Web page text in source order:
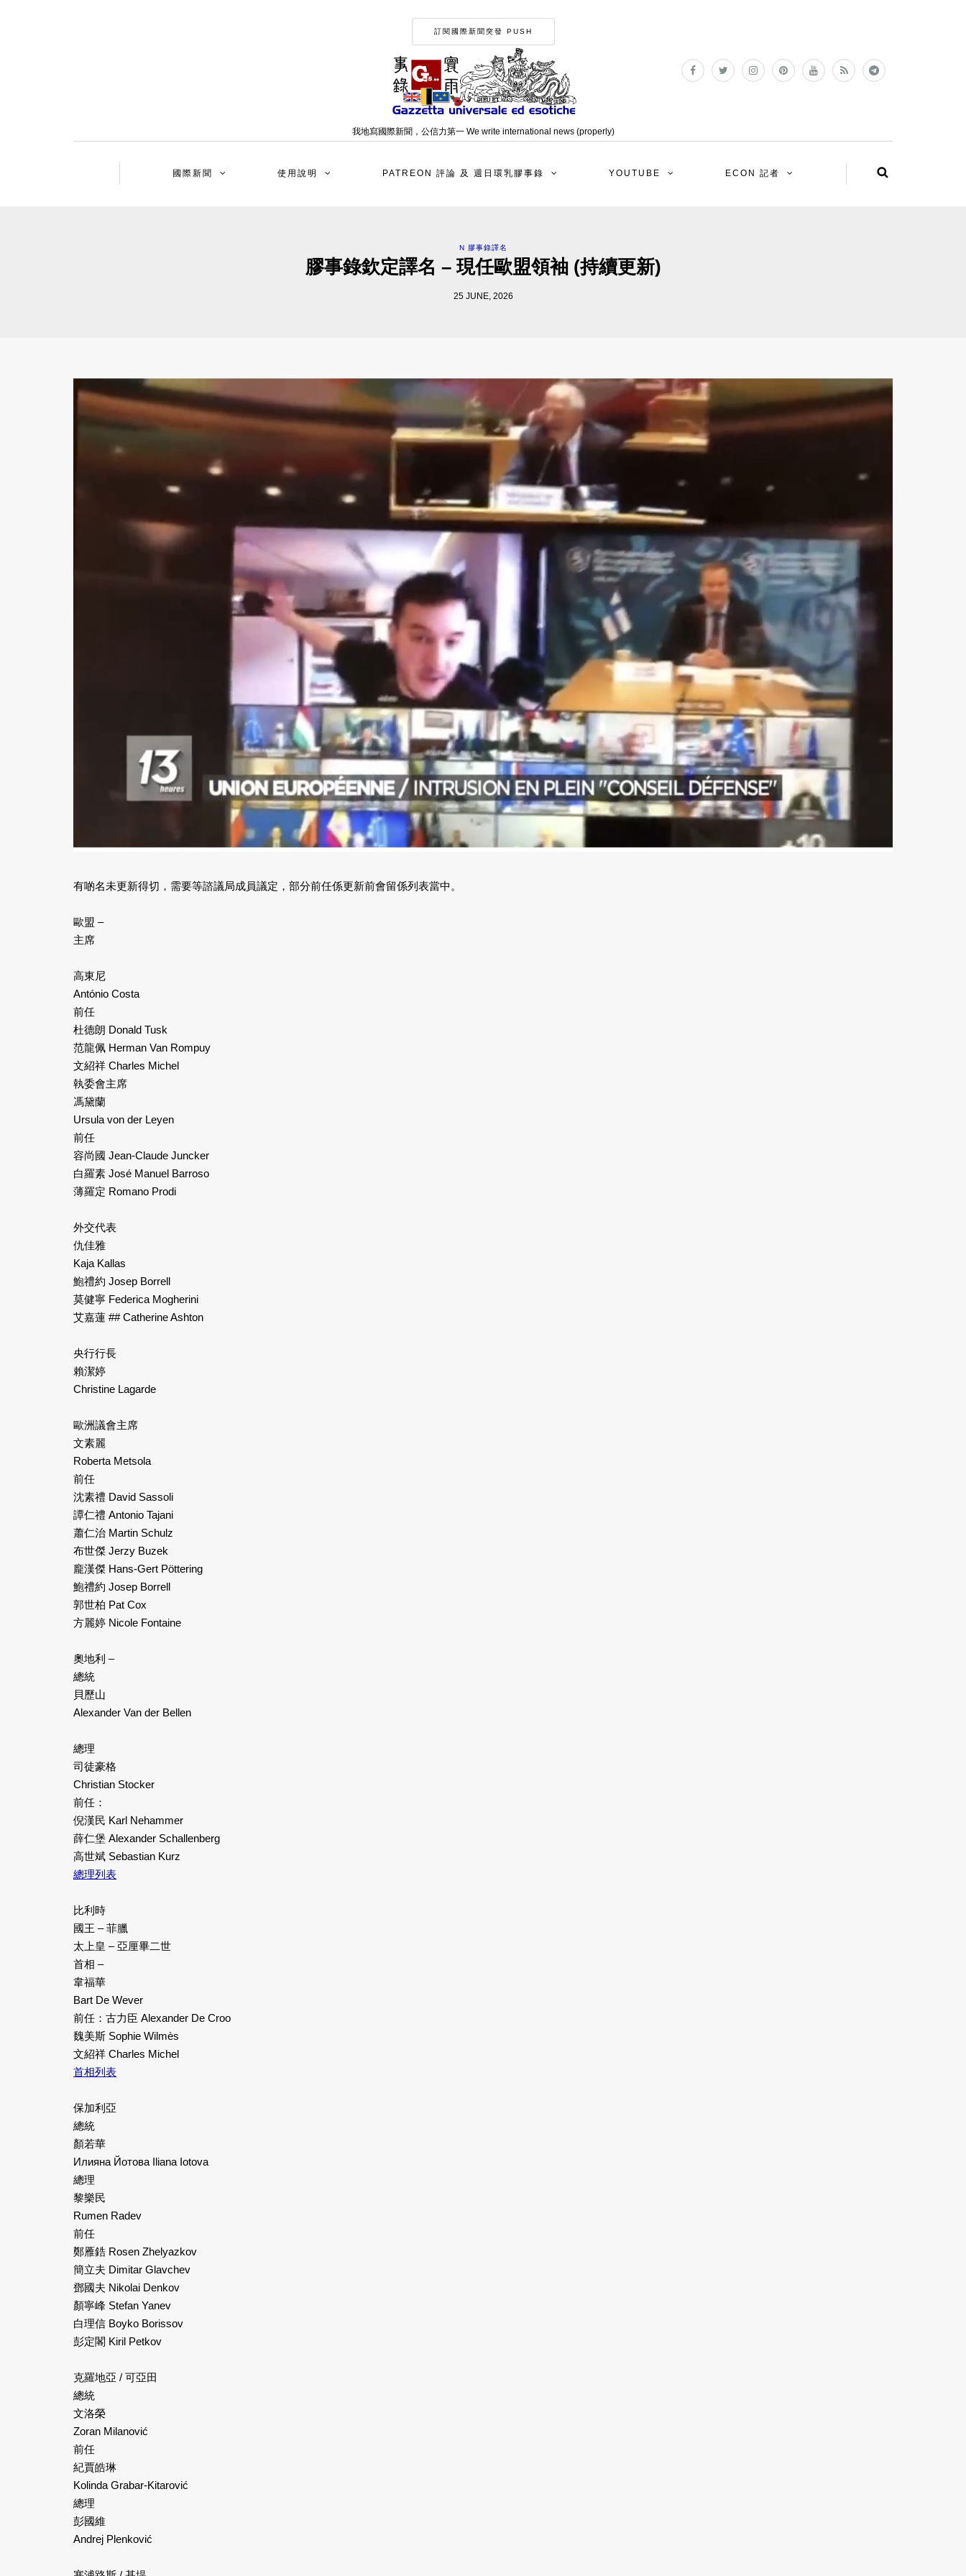
訂閱國際新聞突發 PUSH
我地寫國際新聞，公信力第一 We write international news (properly)
國際新聞 使用說明 PATREON 評論 及 週日環乳膠事錄 YOUTUBE ECON 記者
N 膠事錄譯名
膠事錄欽定譯名 – 現任歐盟領袖 (持續更新)
25 JUNE, 2026
有啲名未更新得切，需要等諮議局成員議定，部分前任係更新前會留係列表當中。
歐盟 –
主席
高東尼
António Costa
前任
杜德朗 Donald Tusk
范龍佩 Herman Van Rompuy
文紹祥 Charles Michel
執委會主席
馮黛蘭
Ursula von der Leyen
前任
容尚國 Jean-Claude Juncker
白羅素 José Manuel Barroso
薄羅定 Romano Prodi
外交代表
仇佳雅
Kaja Kallas
鮑禮約 Josep Borrell
莫健寧 Federica Mogherini
艾嘉蓮 ## Catherine Ashton
央行行長
賴潔婷
Christine Lagarde
歐洲議會主席
文素麗
Roberta Metsola
前任
沈素禮 David Sassoli
譚仁禮 Antonio Tajani
蕭仁治 Martin Schulz
布世傑 Jerzy Buzek
龐漢傑 Hans-Gert Pöttering
鮑禮約 Josep Borrell
郭世柏 Pat Cox
方麗婷 Nicole Fontaine
奧地利 –
總統
貝歷山
Alexander Van der Bellen
總理
司徒豪格
Christian Stocker
前任：
倪漢民 Karl Nehammer
薛仁堡 Alexander Schallenberg
高世斌 Sebastian Kurz
總理列表
比利時
國王 – 菲臘
太上皇 – 亞厘畢二世
首相 –
韋福華
Bart De Wever
前任：古力臣 Alexander De Croo
魏美斯 Sophie Wilmès
文紹祥 Charles Michel
首相列表
保加利亞
總統
顏若華
Илияна Йотова Iliana Iotova
總理
黎樂民
Rumen Radev
前任
鄭雁鋯 Rosen Zhelyazkov
簡立夫 Dimitar Glavchev
鄧國夫 Nikolai Denkov
顏寧峰 Stefan Yanev
白理信 Boyko Borissov
彭定閣 Kiril Petkov
克羅地亞 / 可亞田
總統
文洛榮
Zoran Milanović
前任
紀賈皓琳
Kolinda Grabar-Kitarović
總理
彭國維
Andrej Plenković